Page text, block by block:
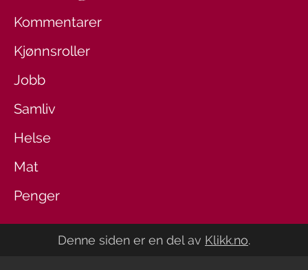
Kommentarer
Kjønnsroller
Jobb
Samliv
Helse
Mat
Penger
Denne siden er en del av Klikk.no.